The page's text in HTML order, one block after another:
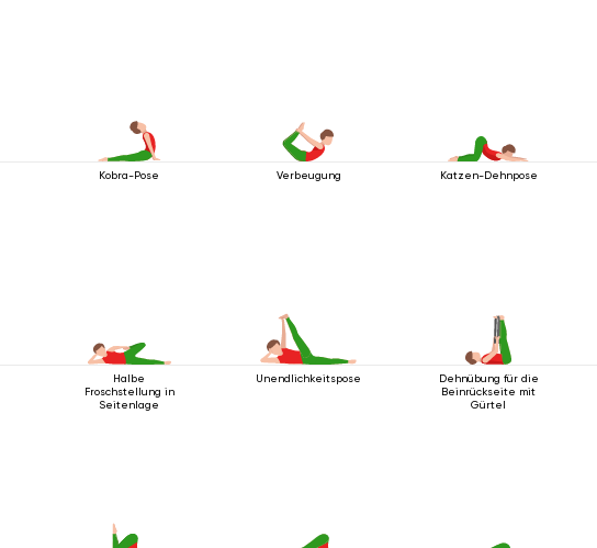
Kobra-Pose Verbeugung Katzen-Dehnpose
Halbe
Froschstellung in
Seitenlage
Unendlichkeitspose
Dehnübung für die
Beinrückseite mit
Gürtel